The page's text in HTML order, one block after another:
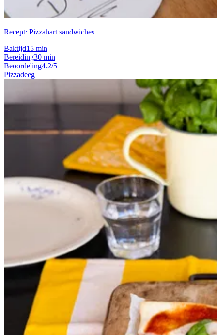
Recept: Pizzahart sandwiches
Baktijd15 min
Bereiding30 min
Beoordeling4.2/5
Pizzadeeg